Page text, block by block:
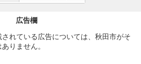
広告欄
れている広告については、秋田市がそ
りません。